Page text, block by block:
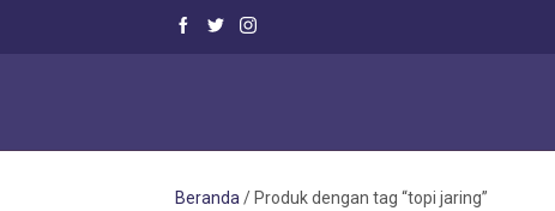
Beranda/ Produk dengan tag “topi jaring”